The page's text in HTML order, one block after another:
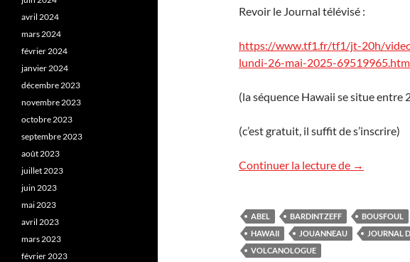
Revoir le Journal télévisé :
https://www.tf1.fr/tf1/jt-20h/
lundi-26-mai-2025-
(la séquence Hawaii se situe entre
(c’est gratuit, il suffit de s’inscrire)
Continuer la lecture de Le Kilauea
→
ABEL BARDINTZEFF BOUSFOUL
HAWAII
JOUANNEAU JOURNAL
VOLCANOLOGUE
avril 2024
mars 2024
février 2024
janvier 2024
décembre 2023
novembre 2023
octobre 2023
septembre 2023
août 2023
juillet 2023
juin 2023
mai 2023
avril 2023
mars 2023
février 2023